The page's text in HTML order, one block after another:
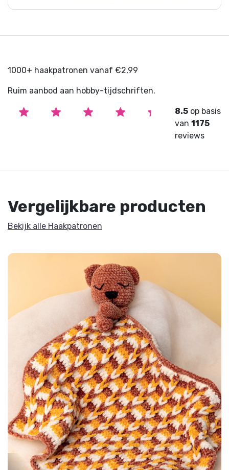
1000+ haakpatronen vanaf €2,99
Ruim aanbod aan hobby-tijdschriften.
8.5 op basis
van1175
reviews
Vergelijkbare producten
Bekijk alle Haakpatronen